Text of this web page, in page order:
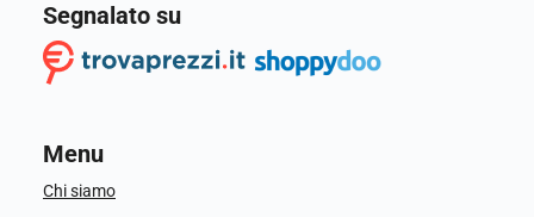
Segnalato su
Menu
Chi siamo